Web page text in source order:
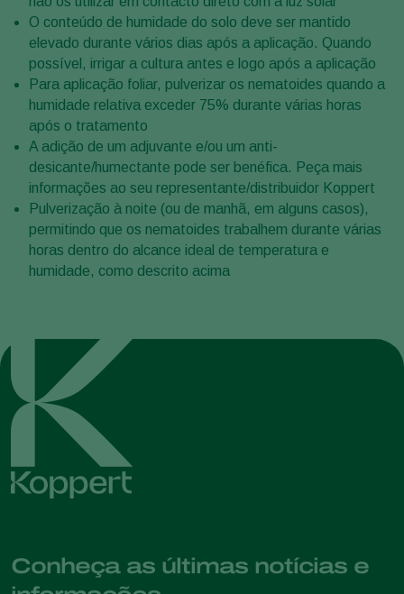
O conteúdo de humidade do solo deve ser mantido
elevado durante vários dias após a aplicação. Quando
possível, irrigar a cultura antes e logo após a aplicação
Para aplicação foliar, pulverizar os nematoides quando a
humidade relativa exceder 75% durante várias horas
após o tratamento
A adição de um adjuvante e/ou um anti-
desicante/humectante pode ser benéfica. Peça mais
informações ao seu representante/distribuidor Koppert
Pulverização à noite (ou de manhã, em alguns casos),
permitindo que os nematoides trabalhem durante várias
horas dentro do alcance ideal de temperatura e
humidade, como descrito acima
Conheça as últimas notícias e